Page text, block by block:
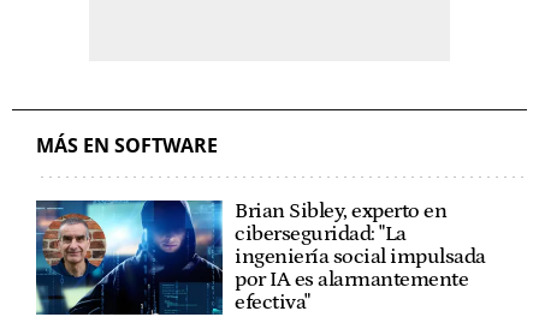
MÁS EN SOFTWARE
Brian Sibley, experto en
ciberseguridad: "La
ingeniería social impulsada
por IA es alarmantemente
efectiva"